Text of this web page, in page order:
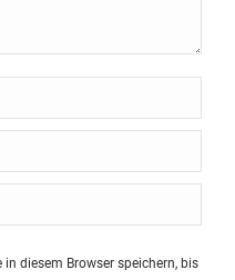
diesem Browser speichern, bis